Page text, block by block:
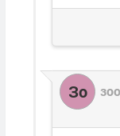
Зо